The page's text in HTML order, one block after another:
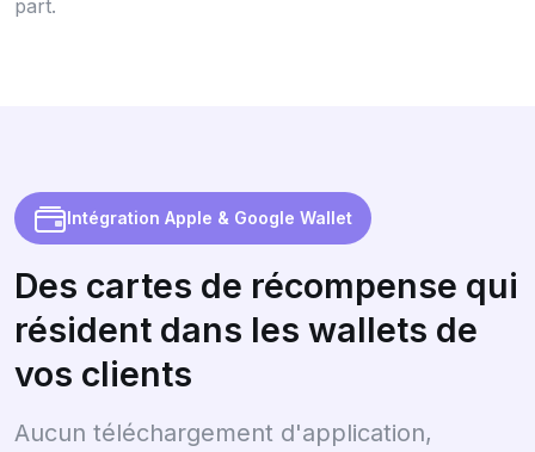
part.
Intégration Apple & Google Wallet
Des cartes de récompense qui
résident dans les wallets de
vos clients
Aucun téléchargement d'application,